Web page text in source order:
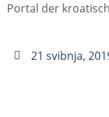
Portal der
21 svibnja,